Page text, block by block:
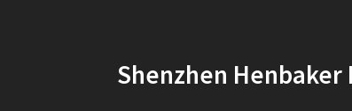
Shenzhen